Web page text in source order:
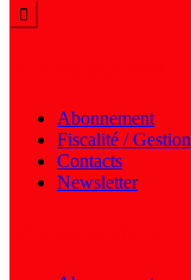
Abonnement
Fiscalité / Gestion
Contacts
Newsletter